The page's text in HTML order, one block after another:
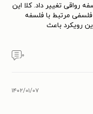
رواقی تغییر داد. کلا این
مرتبط با فلسفه
رویکرد باعث
۰
۱۴۰۲/۰۱/۰۷